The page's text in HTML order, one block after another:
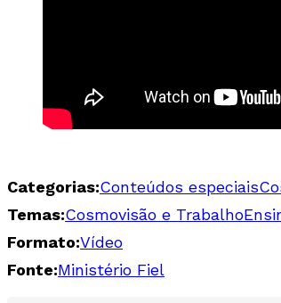
Categorias:Conteúdos especiais
Temas:Cosmovisão e Trabalho
Formato:Vídeo
Fonte:Ministério Fiel